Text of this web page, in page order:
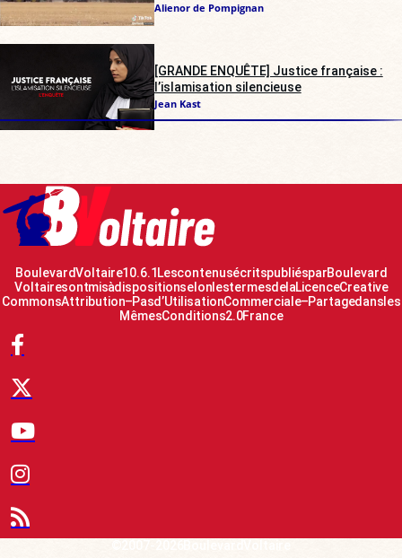
Alienor de Pompignan
[GRANDE ENQUÊTE] Justice française :
l’islamisation silencieuse
Jean Kast
Boulevard Voltaire 10.6.1 Les contenus écrits publiés par Boulevard
Voltaire sont mis à disposition selon les termes de la Licence Creative
Commons Attribution – Pas d’Utilisation Commerciale – Partage dans les
Mêmes Conditions 2.0 France